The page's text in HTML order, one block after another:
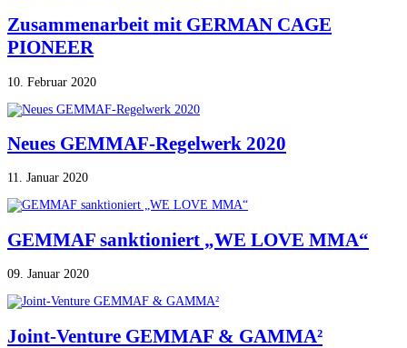
Zusammenarbeit mit GERMAN CAGE
PIONEER
10. Februar 2020
Neues GEMMAF-Regelwerk 2020
11. Januar 2020
GEMMAF sanktioniert „WE LOVE MMA“
09. Januar 2020
Joint-Venture GEMMAF & GAMMA²